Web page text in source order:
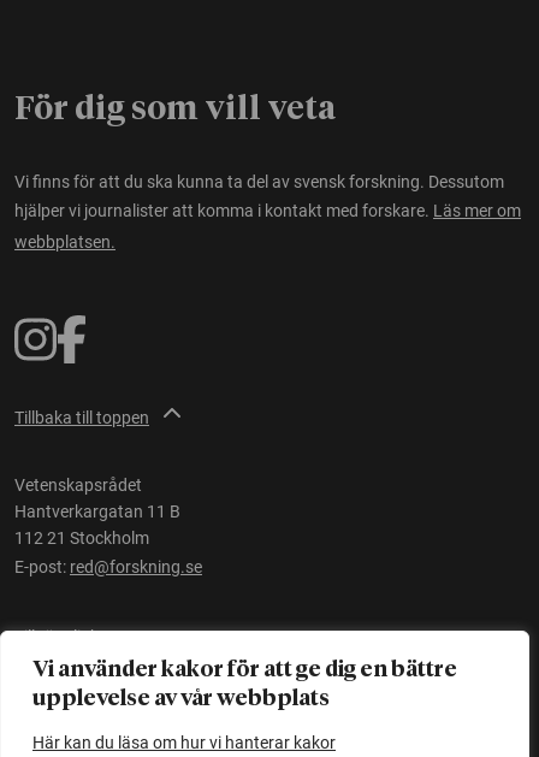
Vi använder kakor för att ge dig en bättre
upplevelse av vår webbplats
Här kan du läsa om hur vi hanterar kakor
För dig som vill veta
Vi finns för att du ska kunna ta del av svensk forskning. Dessutom
hjälper vi journalister att komma i kontakt med forskare. Läs mer om
webbplatsen.
Tillbaka till toppen
Vetenskapsrådet
Hantverkargatan 11 B
112 21 Stockholm
E-post: red@forskning.se
Tillgänglighet
Ett initiativ avVetenskapsrådet